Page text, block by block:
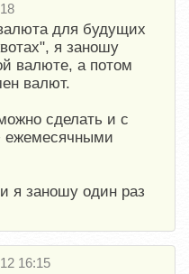
для будущих
я заношу
валюте, а потом
валют.
сделать и с
ежемесячными
я заношу один раз
16:15